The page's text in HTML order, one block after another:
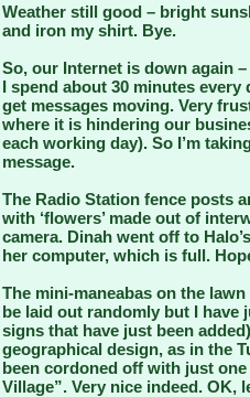
Weather still good – bright
and iron my shirt. Bye.
So, our Internet is down again
I spend about 30 minutes every
get messages moving. Very
where it is hindering our
each working day). So I’m
message.
The Radio Station fence posts
with ‘flowers’ made out of
camera. Dinah went off to
her computer, which is full.
The mini-maneabas on the
be laid out randomly but I have
signs that have just been
geographical design, as in the
been cordoned off with just
Village”. Very nice indeed. OK,